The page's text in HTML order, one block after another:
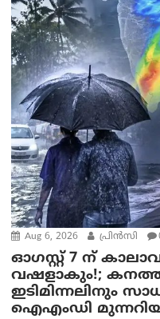
Aug 6, 2026 പ്രിന്‍സി
ഓഗസ്റ്റ് 7 ന്
വഷളാകും!;
ഇടിമിന്നലിനും
ഐഎംഡി